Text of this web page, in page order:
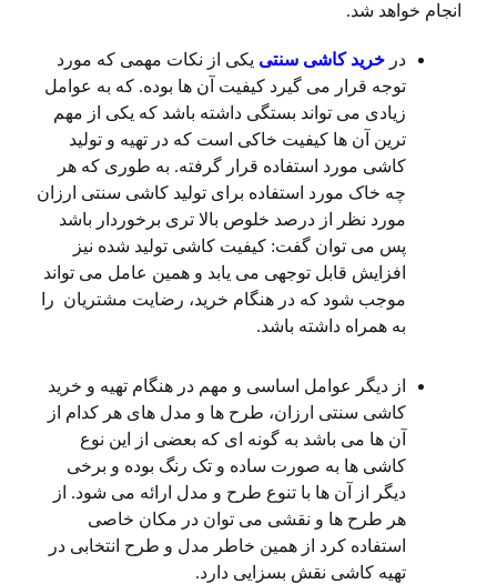
انجام خواهد شد.
درخرید کاشی سنتی یکی از نکات مهمی که مورد
توجه قرار می گیرد کیفیت آن ها بوده. که به عوامل
زیادی می تواند بستگی داشته باشد که یکی از مهم
ترین آن ها کیفیت خاکی است که در تهیه و تولید
کاشی مورد استفاده قرار گرفته. به طوری که هر
چه خاک مورد استفاده برای تولید کاشی سنتی ارزان
مورد نظر از درصد خلوص بالا تری برخوردار باشد
پس می توان گفت: کیفیت کاشی تولید شده نیز
افزایش قابل توجهی می یابد و همین عامل می تواند
موجب شود که در هنگام خرید، رضایت مشتریان را
به همراه داشته باشد.
از دیگر عوامل اساسی و مهم در هنگام تهیه و خرید
کاشی سنتی ارزان، طرح ها و مدل های هر کدام از
آن ها می باشد به گونه ای که بعضی از این نوع
کاشی ها به صورت ساده و تک رنگ بوده و برخی
دیگر از آن ها با تنوع طرح و مدل ارائه می شود. از
هر طرح ها و نقشی می توان در مکان خاصی
استفاده کرد از همین خاطر مدل و طرح انتخابی در
تهیه کاشی نقش بسزایی دارد.